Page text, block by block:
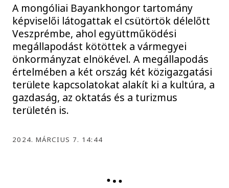
A mongóliai Bayankhongor tartomány
képviselői látogattak el csütörtök délelőtt
Veszprémbe, ahol együttműködési
megállapodást kötöttek a vármegyei
önkormányzat elnökével. A megállapodás
értelmében a két ország két közigazgatási
területe kapcsolatokat alakít ki a kultúra, a
gazdaság, az oktatás és a turizmus
területén is.
2024. MÁRCIUS 7. 14:44